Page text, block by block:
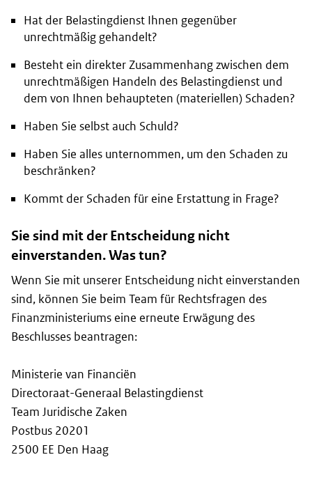
Hat der Belastingdienst Ihnen gegenüber
unrechtmäßig gehandelt?
Besteht ein direkter Zusammenhang zwischen dem
unrechtmäßigen Handeln des Belastingdienst und
dem von Ihnen behaupteten (materiellen) Schaden?
Haben Sie selbst auch Schuld?
Haben Sie alles unternommen, um den Schaden zu
beschränken?
Kommt der Schaden für eine Erstattung in Frage?
Sie sind mit der Entscheidung nicht
einverstanden. Was tun?
Wenn Sie mit unserer Entscheidung nicht einverstanden
sind, können Sie beim Team für Rechtsfragen des
Finanzministeriums eine erneute Erwägung des
Beschlusses beantragen:
Ministerie van Financiën
Directoraat-Generaal Belastingdienst
Team Juridische Zaken
Postbus 20201
2500 EE Den Haag